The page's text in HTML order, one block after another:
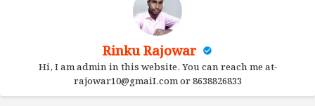
Rinku Rajowar
Hi, I am admin in this website. You can reach me at-
rajowar10@gmaiI.com or 8638826833